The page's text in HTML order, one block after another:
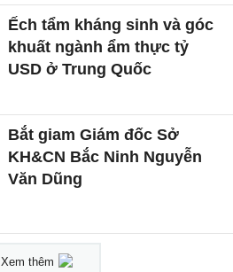
Ếch tẩm kháng sinh và góc
khuất ngành ẩm thực tỷ
USD ở Trung Quốc
Bắt giam Giám đốc Sở
KH&CN Bắc Ninh Nguyễn
Văn Dũng
Xem thêm